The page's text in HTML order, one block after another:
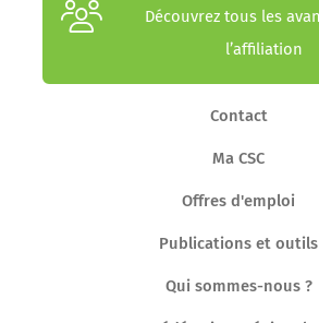
Découvrez tous les
l’affiliation
Contact
Ma CSC
Offres d'emploi
Publications et outils
Qui sommes-nous ?